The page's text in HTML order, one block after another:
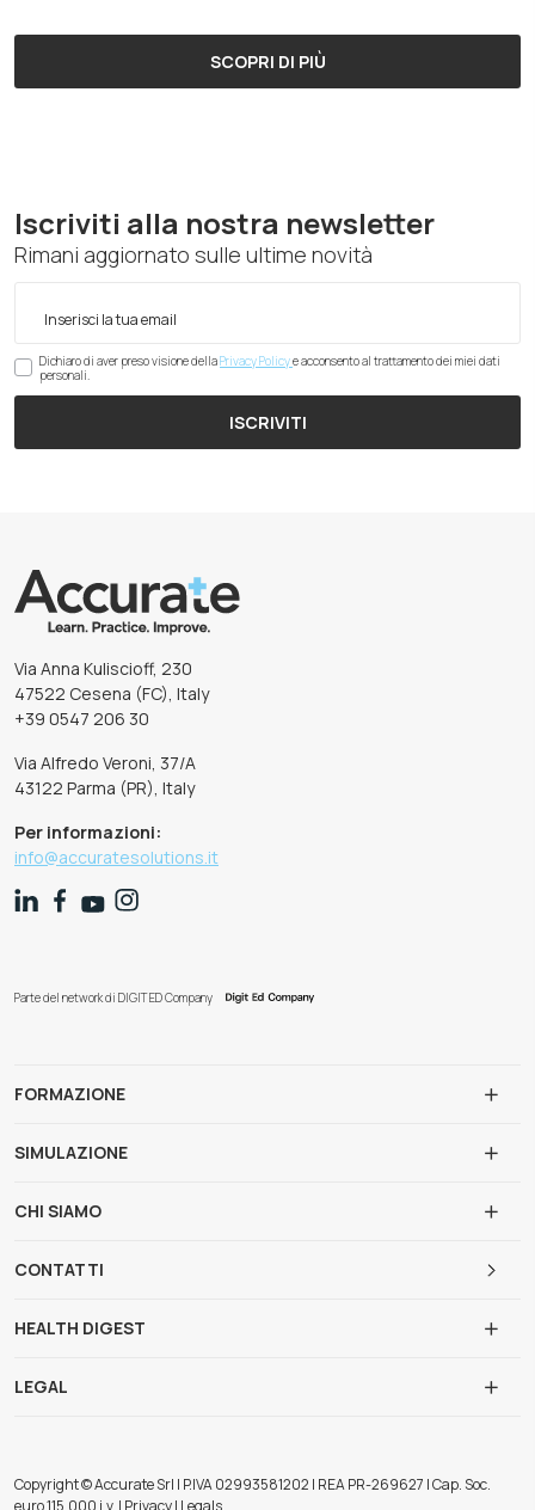
SCOPRI DI PIÙ
Iscriviti alla nostra newsletter
Rimani aggiornato sulle ultime novità
Dichiaro di aver preso visione dellaPrivacy Policye acconsento al trattamento dei miei dati
personali.
ISCRIVITI
Via Anna Kuliscioff, 230
47522 Cesena (FC), Italy
+39 0547 206 30
Via Alfredo Veroni, 37/A
43122 Parma (PR), Italy
Per informazioni:
info@accuratesolutions.it
Parte del network di DIGIT ED Company
FORMAZIONE
SIMULAZIONE
CHI SIAMO
CONTATTI
HEALTH DIGEST
LEGAL
Copyright © Accurate Srl | P.IVA 02993581202 | REA PR-269627 | Cap. Soc.
euro 115.000 i.v. | Privacy | Legals